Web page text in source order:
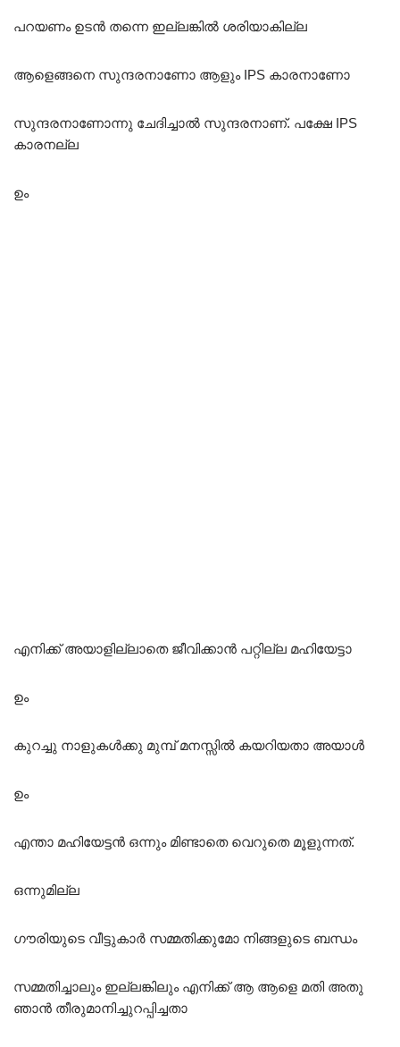
പറയണം ഉടൻ തന്നെ ഇല്ലങ്കിൽ ശരിയാകില്ല
ആളെങ്ങനെ സുന്ദരനാണോ ആളും IPS കാരനാണോ
സുന്ദരനാണോന്നു ചേദിച്ചാൽ സുന്ദരനാണ്. പക്ഷേ IPS
കാരനല്ല
ഉം
എനിക്ക് അയാളില്ലാതെ ജീവിക്കാൻ പറ്റില്ല മഹിയേട്ടാ
ഉം
കുറച്ചു നാളുകൾക്കു മുമ്പ് മനസ്സിൽ കയറിയതാ അയാൾ
ഉം
എന്താ മഹിയേട്ടൻ ഒന്നും മിണ്ടാതെ വെറുതെ മൂളുന്നത്.
ഒന്നുമില്ല
ഗൗരിയുടെ വീട്ടുകാർ സമ്മതിക്കുമോ നിങ്ങളുടെ ബന്ധം
സമ്മതിച്ചാലും ഇല്ലങ്കിലും എനിക്ക് ആ ആളെ മതി അതു
ഞാൻ തീരുമാനിച്ചുറപ്പിച്ചതാ